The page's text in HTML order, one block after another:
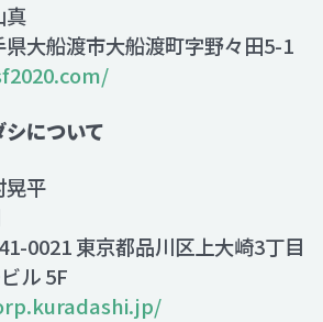
真
大船渡市大船渡町字野々田5-1
について
晃平
0021 東京都品川区上大崎3丁目
ル 5F